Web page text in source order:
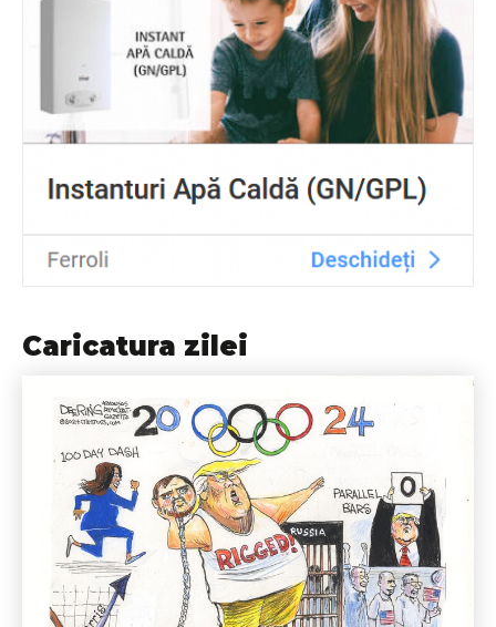
Caricatura zilei